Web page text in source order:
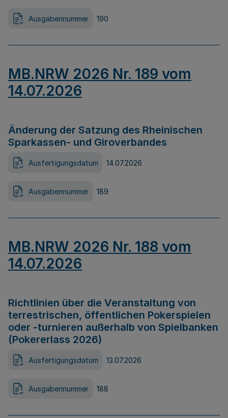
Ausgabennummer 190
MB.NRW 2026 Nr. 189 vom
14.07.2026
Änderung der Satzung des Rheinischen
Sparkassen- und Giroverbandes
Ausfertigungsdatum 14.07.2026
Ausgabennummer 189
MB.NRW 2026 Nr. 188 vom
14.07.2026
Richtlinien über die Veranstaltung von
terrestrischen, öffentlichen Pokerspielen
oder -turnieren außerhalb von Spielbanken
(Pokererlass 2026)
Ausfertigungsdatum 13.07.2026
Ausgabennummer 188